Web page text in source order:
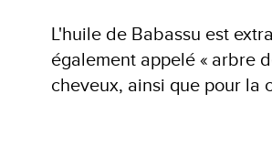
L'huile de Babassu est
également appelé « arbre
cheveux, ainsi que pour la